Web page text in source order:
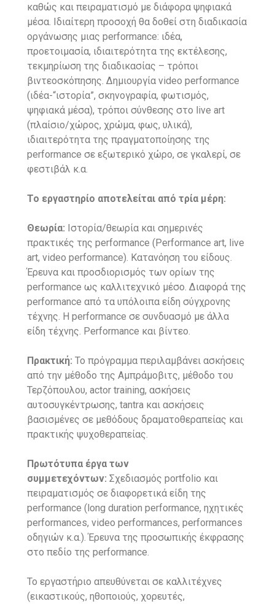
καθώς και πειραματισμό με διάφορα ψηφιακά
μέσα. Ιδιαίτερη προσοχή θα δοθεί στη διαδικασία
οργάνωσης μιας performance: ιδέα,
προετοιμασία, ιδιαιτερότητα της εκτέλεσης,
τεκμηρίωση της διαδικασίας – τρόποι
βιντεοσκόπησης. Δημιουργία video performance
(ιδέα-“ιστορία”, σκηνογραφία, φωτισμός,
ψηφιακά μέσα), τρόποι σύνθεσης στο live art
(πλαίσιο/χώρος, χρώμα, φως, υλικά),
ιδιαιτερότητα της πραγματοποίησης της
performance σε εξωτερικό χώρο, σε γκαλερί, σε
φεστιβάλ κ.α.
Το εργαστηρίο αποτελείται από τρία μέρη:
Θεωρία: Ιστορία/θεωρία και σημερινές
πρακτικές της performance (Performance art, live
art, video performance). Κατανόηση του είδους.
Έρευνα και προσδιορισμός των ορίων της
performance ως καλλιτεχνικό μέσο. Διαφορά της
performance από τα υπόλοιπα είδη σύγχρονης
τέχνης. Η performance σε συνδυασμό με άλλα
είδη τέχνης. Performance και βίντεο.
Πρακτική: Το πρόγραμμα περιλαμβάνει ασκήσεις
από την μέθοδο της Αμπράμοβιτς, μέθοδο του
Τερζόπουλου, actor training, ασκήσεις
αυτοσυγκέντρωσης, tantra και ασκήσεις
βασισμένες σε μεθόδους δραματοθεραπείας και
πρακτικής ψυχοθεραπείας.
Πρωτότυπα έργα των
συμμετεχόντων: Σχεδιασμός portfolio και
πειραματισμός σε διαφορετικά είδη της
performance (long duration performance, ηχητικές
performances, video performances, performances
οδηγιών κ.α.). Έρευνα της προσωπικής έκφρασης
στο πεδίο της performance.
Το εργαστήριο απευθύνεται σε καλλιτέχνες
(εικαστικούς, ηθοποιούς, χορευτές,